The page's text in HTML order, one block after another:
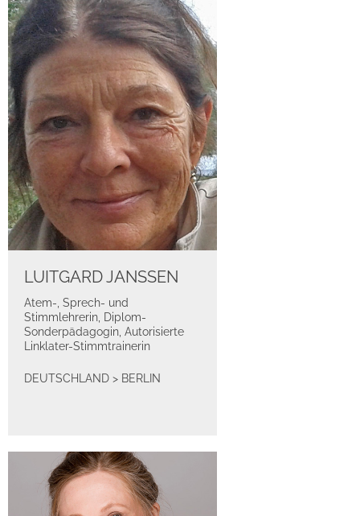
LUITGARD JANSSEN
Atem-, Sprech- und
Stimmlehrerin, Diplom-
Sonderpädagogin, Autorisierte
Linklater-Stimmtrainerin
DEUTSCHLAND > BERLIN